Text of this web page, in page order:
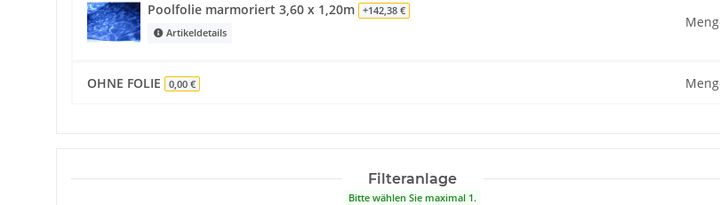
Poolfolie marmoriert 3,60 x 1,20m
+142,38 €
Artikeldetails
OHNE FOLIE 0,00 €
Filteranlage
Bitte wählen Sie maximal 1.